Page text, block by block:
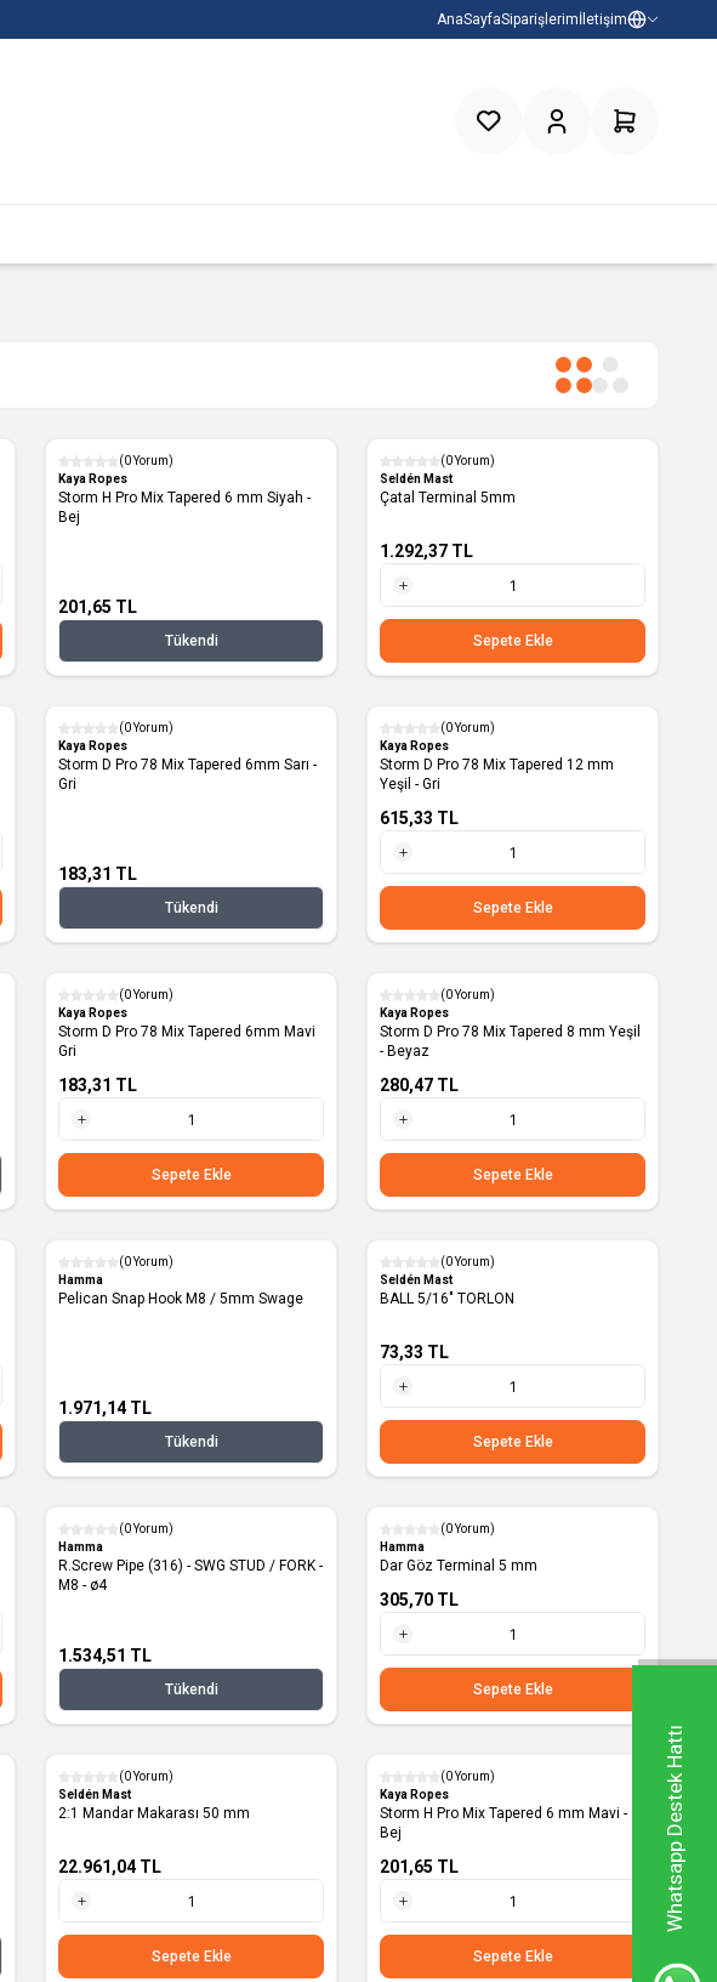
Whatsapp Destek Hattı
AnaSayfaSiparişlerimİletişim
FavorilerimHesabım Sepetim
Yeni
(0 Yorum)
Kaya Ropes
Storm H Pro Mix Tapered 6 mm Siyah -
Bej
201,65 TL
Tükendi
(0 Yorum)
Seldén Mast
Çatal Terminal 5mm
1.292,37 TL
1 Adet
Sepete Ekle
Yeni
(0 Yorum)
Kaya Ropes
Storm D Pro 78 Mix Tapered 6mm Sarı -
Gri
183,31 TL
Tükendi
Yeni
(0 Yorum)
Kaya Ropes
Storm D Pro 78 Mix Tapered 12 mm
Yeşil - Gri
615,33 TL
1 Metre
Sepete Ekle
Yeni
(0 Yorum)
Kaya Ropes
Storm D Pro 78 Mix Tapered 6mm Mavi
Gri
183,31 TL
1 Metre
Sepete Ekle
Yeni
(0 Yorum)
Kaya Ropes
Storm D Pro 78 Mix Tapered 8 mm Yeşil
- Beyaz
280,47 TL
1 Metre
Sepete Ekle
Yeni
(0 Yorum)
Hamma
Pelican Snap Hook M8 / 5mm Swage
1.971,14TL
Tükendi
Yeni
(0 Yorum)
Seldén Mast
BALL 5/16" TORLON
73,33 TL
1 Adet
Sepete Ekle
Yeni
(0 Yorum)
Hamma
R.Screw Pipe (316) - SWG STUD / FORK -
M8 - ø4
1.534,51 TL
Tükendi
(0 Yorum)
Hamma
Dar Göz Terminal 5 mm
305,70 TL
1 Adet
Sepete Ekle
(0 Yorum)
Seldén Mast
2:1 Mandar Makarası 50 mm
22.961,04TL
1 Adet
Sepete Ekle
Yeni
(0 Yorum)
Kaya Ropes
Storm H Pro Mix Tapered 6 mm Mavi -
Bej
201,65 TL
1 Metre
Sepete Ekle